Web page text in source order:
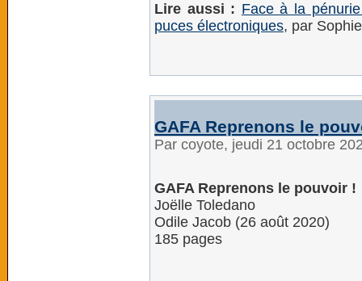
Lire aussi : Face à la
puces électroniques, par
GAFA Reprenons le
Par coyote, jeudi 21 octobre
GAFA Reprenons le pouvoir !
Joëlle Toledano
Odile Jacob (26 août 2020)
185 pages